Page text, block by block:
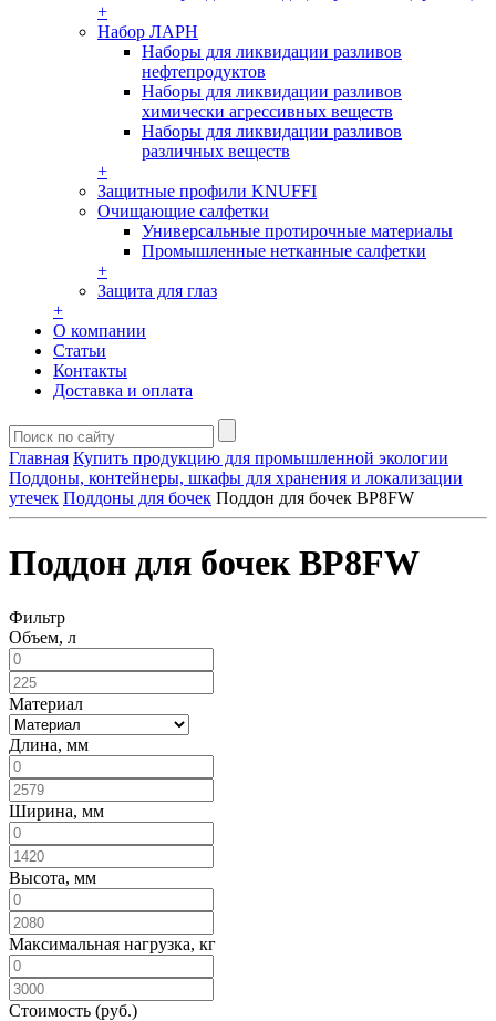
+
Набор ЛАРН
Наборы для ликвидации разливов
нефтепродуктов
Наборы для ликвидации разливов
химически агрессивных веществ
Наборы для ликвидации разливов
различных веществ
+
Защитные профили KNUFFI
Очищающие салфетки
Универсальные протирочные материалы
Промышленные нетканные салфетки
+
Защита для глаз
+
О компании
Статьи
Контакты
Доставка и оплата
Главная Купить продукцию для промышленной экологии
Поддоны, контейнеры, шкафы для хранения и локализации
утечек Поддоны для бочек Поддон для бочек BP8FW
Поддон для бочек BP8FW
Фильтр
Объем, л
Материал
Длина, мм
Ширина, мм
Высота, мм
Максимальная нагрузка, кг
Стоимость (руб.)